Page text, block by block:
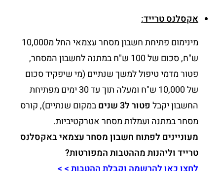
אקסלנס טרייד:
מינימום פתיחת חשבון מסחר עצמאי החל מ10,000
ש"ח, סכום של 100 ש"ח במתנה לחשבון המסחר,
פטור מדמי טיפול למשך שנתיים (מי שיפקיד סכום
של 10,000 ש"ח ומעלה תוך עד 30 ימים מפתיחת
החשבון יקבלפטורל3 שנים
במקום שנתיים), קורס
מסחר במתנה ועמלות מסחר אטרקטיביות.
מעוניינים לפתוח חשבון מסחר עצמאי באקסלנס
טרייד וליהנות מההטבות המפורטות?